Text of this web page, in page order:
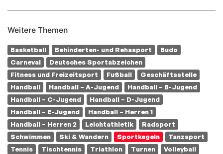
Weitere Themen
Basketball Behinderten- und Rehasport
Budo
Carneval
Deutsches Sportabzeichen
Fitness und Freizeitsport
Fußball
Geschäftsstelle
Handball
Handball – A-Jugend
Handball – B-Jugend
Handball – C-Jugend
Handball – D-Jugend
Handball – E-Jugend
Handball – Herren 1
Handball – Herren 2
Leichtathletik
Radsport
Schwimmen
Ski & Wandern Sportkegeln
Tanzsport
Tennis
Tischtennis Triathlon Turnen
Volleyball